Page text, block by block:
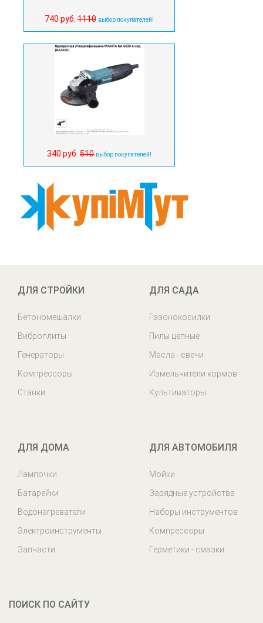
740 руб. 1110 выбор покупателей!
340 руб. 510 выбор покупателей!
ДЛЯ СТРОЙКИ
Бетономешалки
Виброплиты
Генераторы
Компрессоры
Станки
ДЛЯ САДА
Газонокосилки
Пилы цепные
Масла - свечи
Измельчители кормов
Культиваторы
ДЛЯ ДОМА
Лампочки
Батарейки
Водонагреватели
Электроинструменты
Запчасти
ДЛЯ АВТОМОБИЛЯ
Мойки
Зарядные устройства
Наборы инструментов
Компрессоры
Герметики - смазки
ПОИСК ПО САЙТУ